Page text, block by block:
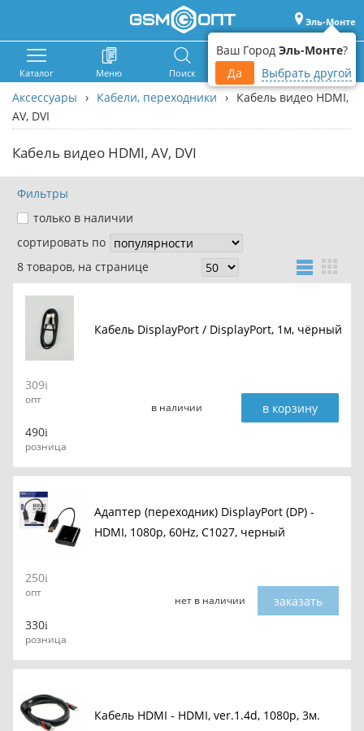
Ваш Город Эль-Монте?
Да
Выбрать другой
Эль-Монте
Каталог Меню Поиск Корзина Войти
Аксессуары › Кабели, переходники › Кабель видео HDMI,
AV, DVI
Кабель видео HDMI, AV, DVI
Фильтры
только в наличии
сортировать по
8 товаров, на странице
Кабель DisplayPort / DisplayPort, 1м, чёрный
309
опт
490
розница
в наличии в корзину
Адаптер (переходник) DisplayPort (DP) -
HDMI, 1080p, 60Hz, C1027, черный
250
опт
330
розница
нет в наличии заказать
Кабель HDMI - HDMI, ver.1.4d, 1080p, 3м.